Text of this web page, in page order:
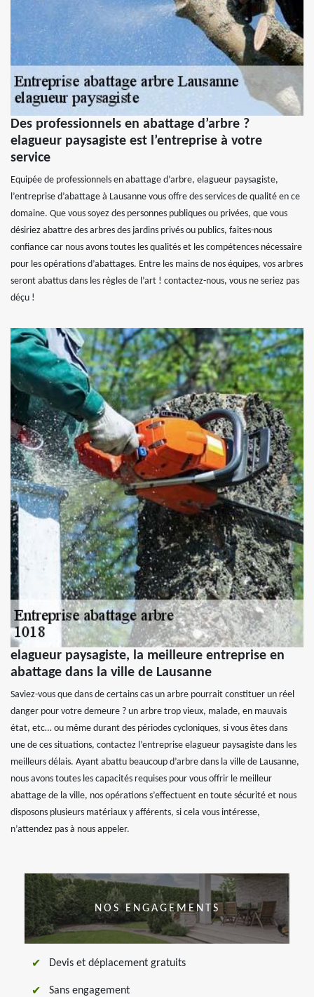
Des professionnels en abattage d’arbre ?
elagueur paysagiste est l’entreprise à votre
service
Equipée de professionnels en abattage d’arbre, elagueur paysagiste,
l’entreprise d’abattage à Lausanne vous offre des services de qualité en ce
domaine. Que vous soyez des personnes publiques ou privées, que vous
désiriez abattre des arbres des jardins privés ou publics, faites-nous
confiance car nous avons toutes les qualités et les compétences nécessaire
pour les opérations d’abattages. Entre les mains de nos équipes, vos arbres
seront abattus dans les règles de l’art ! contactez-nous, vous ne seriez pas
déçu !
elagueur paysagiste, la meilleure entreprise en
abattage dans la ville de Lausanne
Saviez-vous que dans de certains cas un arbre pourrait constituer un réel
danger pour votre demeure ? un arbre trop vieux, malade, en mauvais
état, etc… ou même durant des périodes cycloniques, si vous êtes dans
une de ces situations, contactez l’entreprise elagueur paysagiste dans les
meilleurs délais. Ayant abattu beaucoup d’arbre dans la ville de Lausanne,
nous avons toutes les capacités requises pour vous offrir le meilleur
abattage de la ville, nos opérations s’effectuent en toute sécurité et nous
disposons plusieurs matériaux y afférents, si cela vous intéresse,
n’attendez pas à nous appeler.
NOS ENGAGEMENTS
Devis et déplacement gratuits
Sans engagement